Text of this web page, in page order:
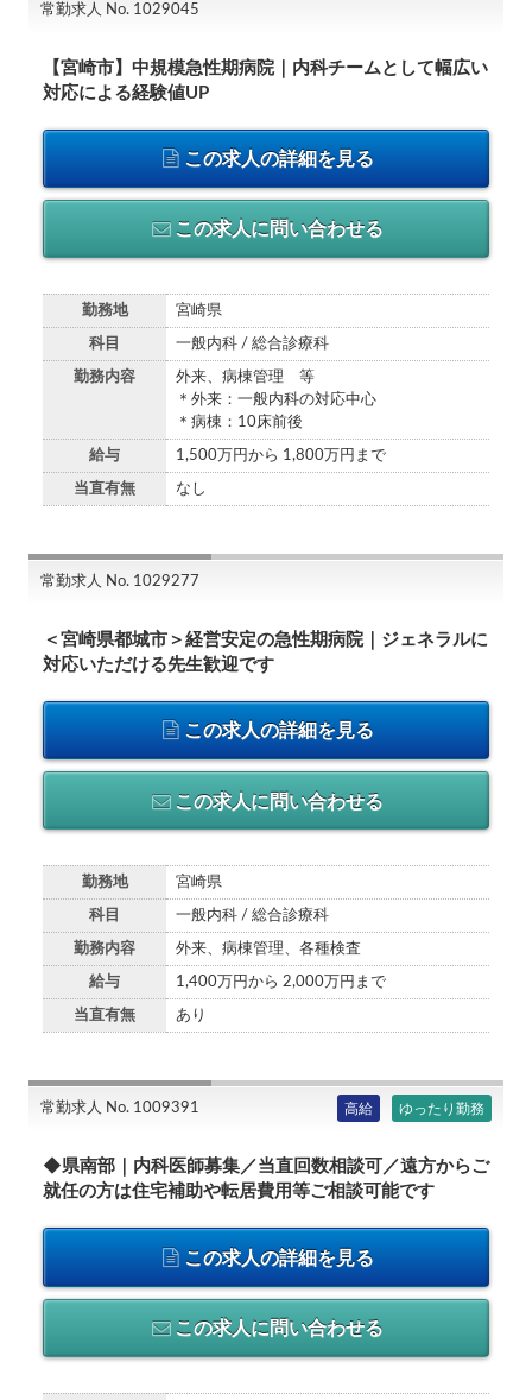
常勤求人 No. 1029045
【宮崎市】中規模急性期病院｜内科チームとして幅広い
対応による経験値UP
この求人の詳細を見る
この求人に問い合わせる
勤務地 宮崎県
科目 一般内科 / 総合診療科
勤務内容
外来、病棟管理 等
＊外来：一般内科の対応中心
＊病棟：10床前後
給与 1,500万円から 1,800万円まで
当直有無 なし
常勤求人 No. 1029277
＜宮崎県都城市＞経営安定の急性期病院｜ジェネラルに
対応いただける先生歓迎です
この求人の詳細を見る
この求人に問い合わせる
勤務地 宮崎県
科目 一般内科 / 総合診療科
勤務内容 外来、病棟管理、各種検査
給与 1,400万円から 2,000万円まで
当直有無 あり
常勤求人 No. 1009391 高給 ゆったり勤務
◆県南部｜内科医師募集／当直回数相談可／遠方からご
就任の方は住宅補助や転居費用等ご相談可能です
この求人の詳細を見る
この求人に問い合わせる